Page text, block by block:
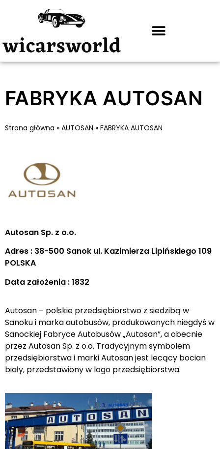
FABRYKA AUTOSAN
Strona główna » AUTOSAN » FABRYKA AUTOSAN
Autosan Sp. z o.o.
Adres : 38-500 Sanok ul. Kazimierza Lipińskiego 109
POLSKA
Data założenia : 1832
Autosan – polskie przedsiębiorstwo z siedzibą w
Sanoku i marka autobusów, produkowanych niegdyś w
Sanockiej Fabryce Autobusów „Autosan”, a obecnie
przez Autosan Sp. z o.o. Tradycyjnym symbolem
przedsiębiorstwa i marki Autosan jest lecący bocian
biały, przedstawiony w logo przedsiębiorstwa.